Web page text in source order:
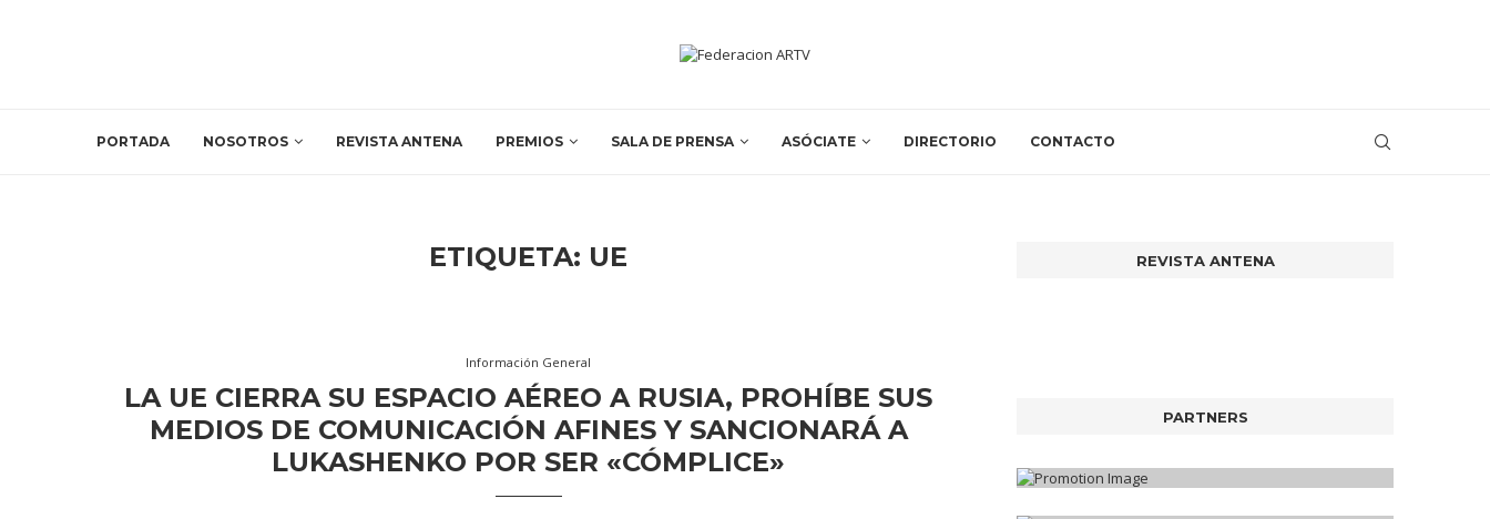
PORTADA NOSOTROS REVISTA ANTENA PREMIOS SALA DE PRENSA ASÓCIATE DIRECTORIO CONTACTO
ETIQUETA: UE
Información General
LA UE CIERRA SU ESPACIO AÉREO A RUSIA, PROHÍBE SUS
MEDIOS DE COMUNICACIÓN AFINES Y SANCIONARÁ A
LUKASHENKO POR SER «CÓMPLICE»
REVISTA ANTENA
PARTNERS